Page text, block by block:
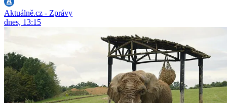
Aktuálně.cz - Zprávy
dnes, 13:15